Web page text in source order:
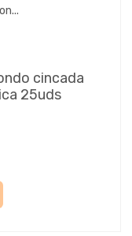
cincada
25uds